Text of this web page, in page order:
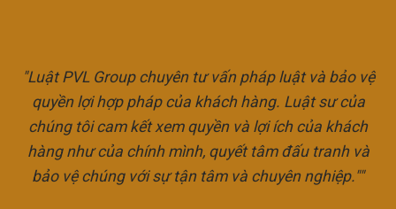
"Luật PVL Group chuyên tư vấn pháp luật và bảo vệ
quyền lợi hợp pháp của khách hàng. Luật sư của
chúng tôi cam kết xem quyền và lợi ích của khách
hàng như của chính mình, quyết tâm đấu tranh và
bảo vệ chúng với sự tận tâm và chuyên nghiệp.""